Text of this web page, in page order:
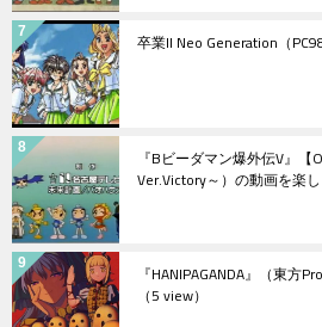
卒業II Neo Generation（
『Bビーダマン爆外伝V』【
Ver.Victory～）の動画を楽し
『HANIPAGANDA』（東方
（5 view）